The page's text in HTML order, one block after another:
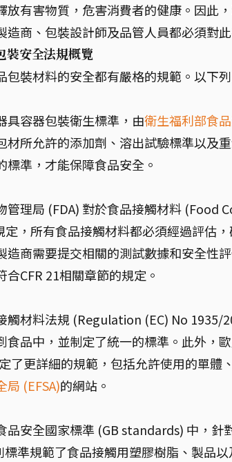
放有害物質，危害消費者的健康。因此
造商、包裝設計師及品管人員都必須對
裝安全法規概覽
包裝材料的安全都有嚴格的規範。以下
具容器包裝衛生標準，由衛生福利部食
材所允許的添加劑、溶出試驗標準以及
標準，才能保障食品安全。
管理局 (FDA) 對於食品接觸材料 (Food
定，所有食品接觸材料都必須經過評估
造商需要提交相關的測試數據和安全性
合CFR 21相關章節的規定。
觸材料法規 (Regulation (EC) No 1935/
食品中，並制定了統一的標準。此外，
了更詳細的規範，包括允許使用的單體
局 (EFSA)的網站。
品安全國家標準 (GB standards) 中，針
標準規範了食品接觸用塑膠樹脂、製品